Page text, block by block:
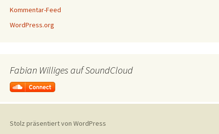
Kommentar-Feed
WordPress.org
Fabian Williges auf SoundCloud
Stolz präsentiert von WordPress